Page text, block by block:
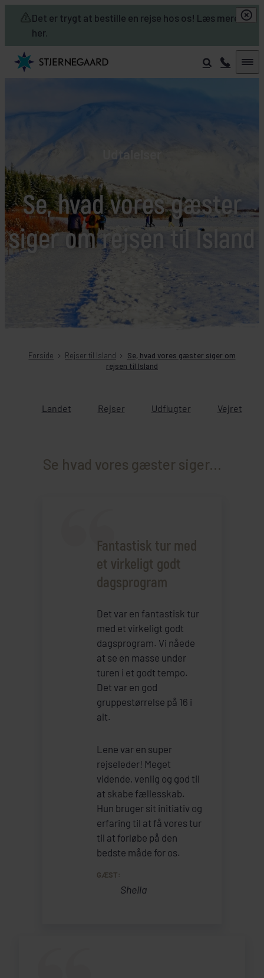
Det er trygt at bestille en rejse hos os! Læs mere
her.
Skip to main content
Se, hvad vores gæster
siger om rejsen til Island
Udtalelser
Forside Rejser til Island
Se, hvad vores gæster siger om
rejsen til Island
Landet Rejser Udflugter Vejret
Se hvad vores gæster siger...
Fantastisk tur med
et virkeligt godt
dagsprogram
Det var en fantastisk tur
med et virkeligt godt
dagsprogram. Vi nåede
at se en masse under
turen i et godt tempo.
Det var en god
gruppestørrelse på 16 i
alt.
Lene var en super
rejseleder! Meget
vidende, venlig og god til
at skabe fællesskab.
Hun bruger sit initiativ og
erfaring til at få vores tur
til at forløbe på den
bedste måde for os.
GÆST:
Sheila